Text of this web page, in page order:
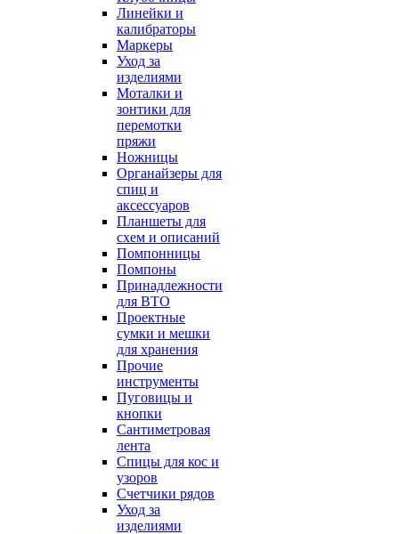
Линейки и
калибраторы
Маркеры
Уход за
изделиями
Моталки и
зонтики для
перемотки
пряжи
Ножницы
Органайзеры для
спиц и
аксессуаров
Планшеты для
схем и описаний
Помпонницы
Помпоны
Принадлежности
для ВТО
Проектные
сумки и мешки
для хранения
Прочие
инструменты
Пуговицы и
кнопки
Сантиметровая
лента
Спицы для кос и
узоров
Счетчики рядов
Уход за
изделиями